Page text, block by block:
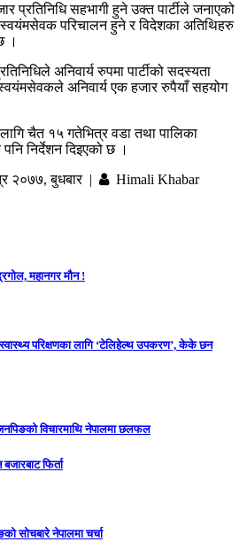
प्रतिनिधि सहभागी हुने उक्त पार्टीले जनाएको
परिचालन हुने र विदेशका अतिथिहरु
।
अनिवार्य रुपमा पार्टीको सदस्यता
स्वयंमसेवकले अनिवार्य एक हजार रुपैयाँ सहयोग
चैत १५ गतेभित्र वडा तथा पालिका
निर्देशन दिइएको छ ।
२०७७, बुधबार | Himali Khabar
महानगर मौन !
परिक्षणका लागि ‘टेलिहेल्थ उपकरण’, केके छन
विचारमाथि नेपालमा छलफल
फिर्ता
सोचबारे नेपालमा चर्चा